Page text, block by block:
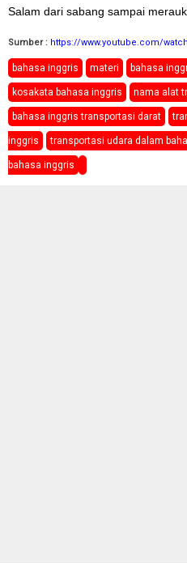
Salam dari sabang sampai
Sumber : https://www.youtube.com/
bahasa inggris materi bahasa
kosakata bahasa inggris nama alat
bahasa inggris transportasi darat
inggris transportasi udara dalam
bahasa inggris